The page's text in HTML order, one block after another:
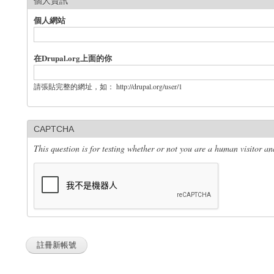
個人網站
在Drupal.org上面的你
請張貼完整的網址，如： http://drupal.org/user/1
CAPTCHA
This question is for testing whether or not you are a human visitor